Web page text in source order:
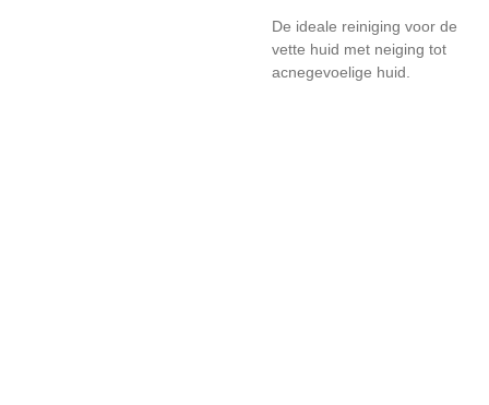
De ideale reiniging voor de
vette huid met neiging tot
acnegevoelige huid.